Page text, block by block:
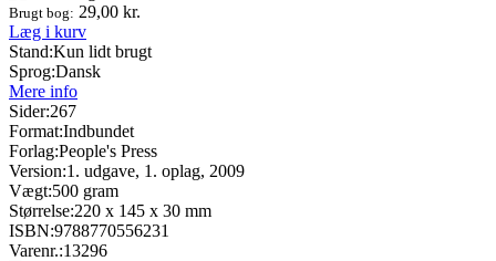
Brugt bog: 29,00 kr.
Læg i kurv
Stand:Kun lidt brugt
Sprog:Dansk
Mere info
Sider:267
Format:Indbundet
Forlag:People's Press
Version:1. udgave, 1. oplag, 2009
Vægt:500 gram
Størrelse:220 x 145 x 30 mm
ISBN:9788770556231
Varenr.:13296